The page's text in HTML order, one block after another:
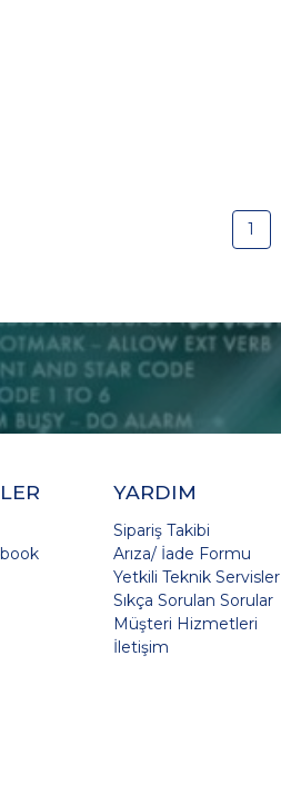
1
YARDIM
Sipariş Takibi
Arıza/ İade Formu
Yetkili Teknik Servisler
Sıkça Sorulan Sorular
Müşteri Hizmetleri
İletişim